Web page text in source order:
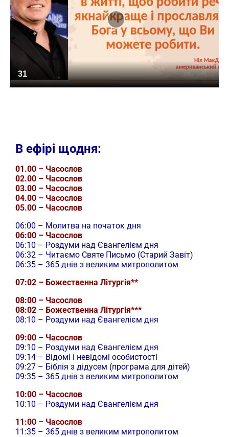
31
В ефірі щодня:
01.00 – Часослов
02.00 – Часослов
03.00 – Часослов
04.00 – Часослов
05.00 – Часослов
06:00 – Молитва на початок дня
06:00 – Часослов
06:10 – Роздуми над Євангелієм дня
06:32 – Читаємо Святе Письмо (Старий Завіт)
06:35 – 365 днів з великим митрополитом
07:02 – Божественна Літургія**
08:00 – Часослов
08:02 – Божественна Літургія***
08:10 – Роздуми над Євангелієм дня
09:00 – Часослов
09:10 – Роздуми над Євангелієм дня
09:14 – Відомі і невідомі особистості
09:27 – Біблія з дідусем (програма для дітей)
09:35 – 365 днів з великим митрополитом
10:00 – Часослов
10:10 – Роздуми над Євангелієм дня
11:00 – Часослов
11:35 – 365 днів з великим митрополитом